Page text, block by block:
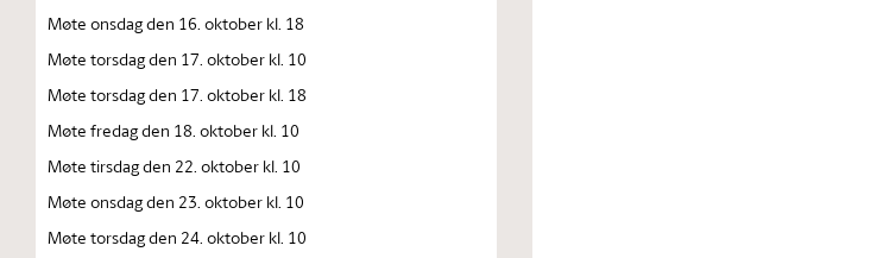
Møte onsdag den 16. oktober kl. 18
Møte torsdag den 17. oktober kl. 10
Møte torsdag den 17. oktober kl. 18
Møte fredag den 18. oktober kl. 10
Møte tirsdag den 22. oktober kl. 10
Møte onsdag den 23. oktober kl. 10
Møte torsdag den 24. oktober kl. 10